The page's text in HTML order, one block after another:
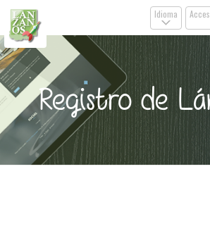
Idioma
.
Registro de